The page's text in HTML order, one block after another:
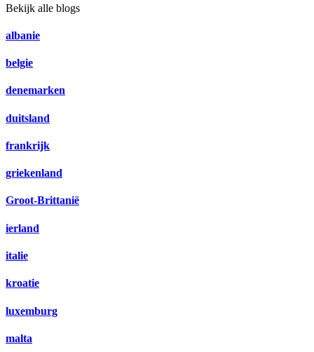
Bekijk alle blogs
albanie
belgie
denemarken
duitsland
frankrijk
griekenland
Groot-Brittanië
ierland
italie
kroatie
luxemburg
malta